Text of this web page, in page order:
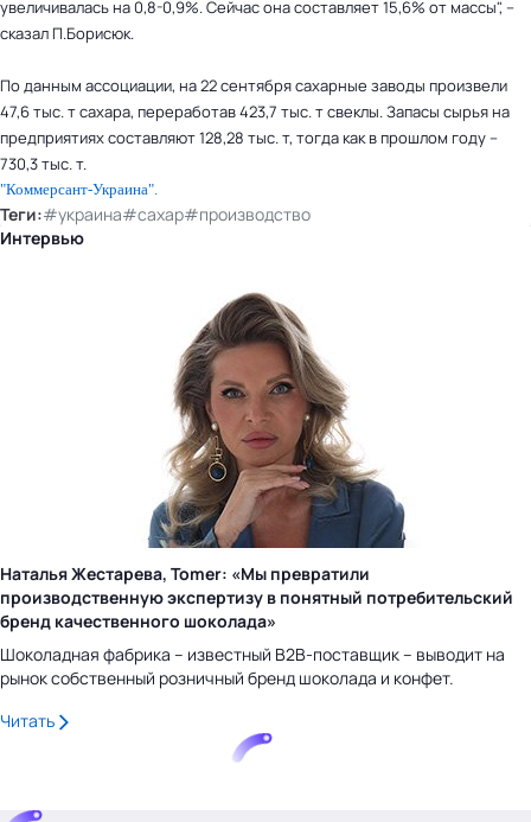
увеличивалась на 0,8-0,9%. Сейчас она составляет 15,6% от массы", –
сказал П.Борисюк.
По данным ассоциации, на 22 сентября сахарные заводы произвели
47,6 тыс. т сахара, переработав 423,7 тыс. т свеклы. Запасы сырья на
предприятиях составляют 128,28 тыс. т, тогда как в прошлом году –
730,3 тыс. т.
"Коммерсант-Украина".
Теги:#украина#сахар#производство
Интервью
Наталья Жестарева, Tomer: «Мы превратили
производственную экспертизу в понятный потребительский
бренд качественного шоколада»
Шоколадная фабрика – известный B2B-поставщик – выводит на
рынок собственный розничный бренд шоколада и конфет.
Читать